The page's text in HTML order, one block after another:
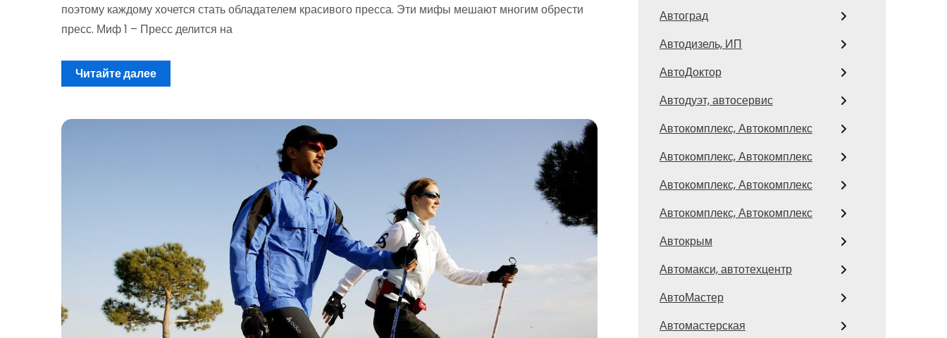
поэтому каждому хочется стать обладателем красивого пресса. Эти мифы мешают многим обрести
пресс. Миф 1 – Пресс делится на
Читайте далее
Автоград
Автодизель, ИП
АвтоДоктор
Автодуэт, автосервис
Автокомплекс, Автокомплекс
Автокомплекс, Автокомплекс
Автокомплекс, Автокомплекс
Автокомплекс, Автокомплекс
Автокрым
Автомакси, автотехцентр
АвтоМастер
Автомастерская